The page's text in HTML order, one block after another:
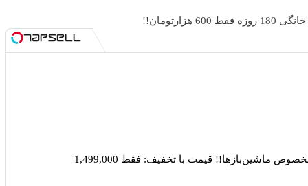
ماشین‌باز‌ها!! قیمت با تخفیف: فقط 1,499,000